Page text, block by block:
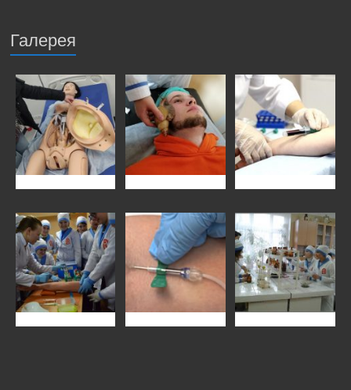
Галерея